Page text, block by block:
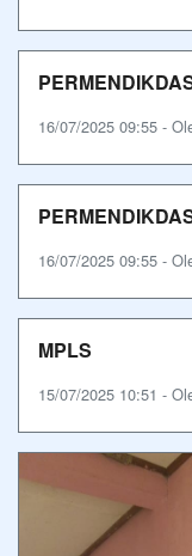
16/07/2025 09:55 -
16/07/2025 09:55 -
MPLS
15/07/2025 10:51 -